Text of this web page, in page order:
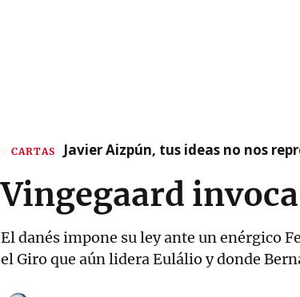
CARTAS Javier Aizpún, tus ideas no nos
Vingegaard
El danés impone su ley ante un enérgico
el Giro que aún lidera Eulálio y donde